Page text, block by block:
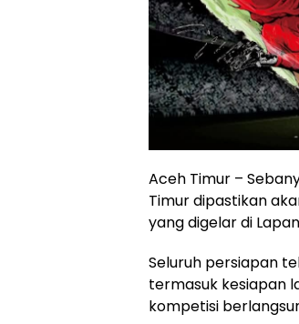
Aceh Timur –
Timur dipastikan
yang digelar di
Seluruh persiapan
termasuk kesiapan
kompetisi